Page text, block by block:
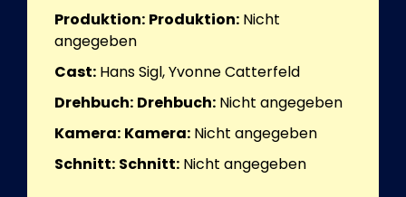
Produktion: Produktion: Nicht
angegeben
Cast: Hans Sigl, Yvonne Catterfeld
Drehbuch: Drehbuch: Nicht angegeben
Kamera: Kamera: Nicht angegeben
Schnitt: Schnitt: Nicht angegeben